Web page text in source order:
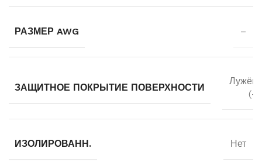
РАЗМЕР AWG –
ЗАЩИТНОЕ ПОКРЫТИЕ ПОВЕРХНОСТИ
(-
ИЗОЛИРОВАНН. Нет